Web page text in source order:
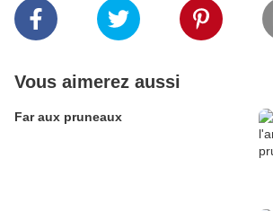
Vous aimerez aussi
Far aux pruneaux